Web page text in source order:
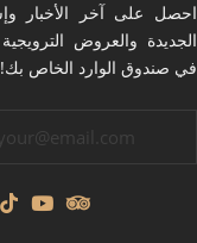
احصل على آخر الأخبار
الجديدة والعروض
في صندوق الوارد الخاص بك!